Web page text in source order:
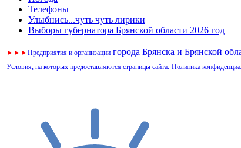
Телефоны
Улыбнись...чуть чуть лирики
Выборы губернатора Брянской области 2026 год
► ► ►Предприятия и организации города Брянска и Брянской
Условия, на которых предоставляются страницы сайта. Политика